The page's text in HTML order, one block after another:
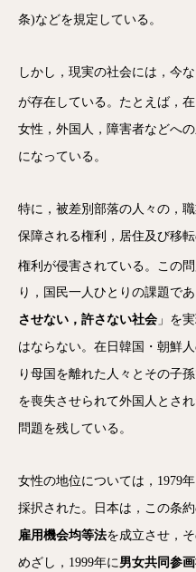
条)などを規定している。
しかし，現実の社会には，今
が存在している。たとえば，
女性，外国人，障害者などへ
になっている。
特に，被差別部落の人々の，
保障される権利，居住及び移
権利が侵害されている。この
り，国民一人ひとりの課題で
させない，許さない社会 」を
はならない。在日韓国・朝鮮
り母国を離れた人々とその子
を喪失させられて外国人とさ
問題を残している。
女性の地位については，1979
採択された。日本は，この条
雇用機会均等法を成立させ，
めざし，1999年に男女共同参